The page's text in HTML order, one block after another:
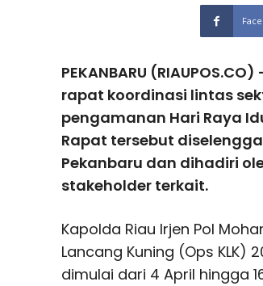
PEKANBARU
rapat koordinasi lintas
pengamanan Hari Raya
Rapat tersebut
Pekanbaru dan dihadiri
stakeholder terkait.
Kapolda Riau Irjen Pol
Lancang Kuning (Ops KLK)
dimulai dari 4 April hingga